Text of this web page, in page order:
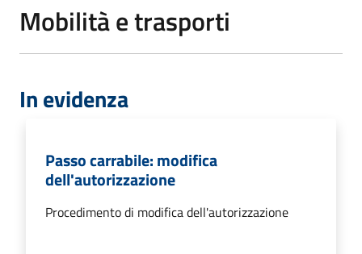
Mobilità e trasporti
In evidenza
Passo carrabile: modifica
dell'autorizzazione
Procedimento di modifica dell'autorizzazione